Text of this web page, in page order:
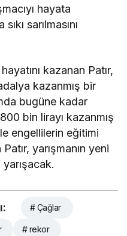
hayata
sarılmasını
kazanan Patır,
kazanmış bir
bugüne kadar
bin lirayı kazanmış
engellilerin eğitimi
yarışmanın yeni
# Çağlar
# rekor